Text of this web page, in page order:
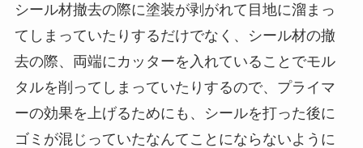
シール材撤去の際に塗装が剥がれて目地に溜まっ
てしまっていたりするだけでなく、シール材の撤
去の際、両端にカッターを入れていることでモル
タルを削ってしまっていたりするので、プライマ
ーの効果を上げるためにも、シールを打った後に
ゴミが混じっていたなんてことにならないように